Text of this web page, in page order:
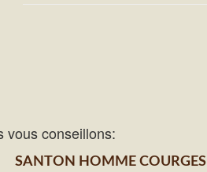
vous conseillons:
SANTON HOMME COURGES